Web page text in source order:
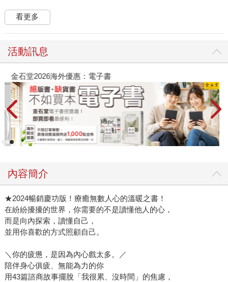
看更多
活動訊息
金石堂2026海外優惠：電子書
內容簡介
★2024暢銷慶功版！療癒無數人心的溫暖之書！
在紛紛擾擾的世界，你需要的不是讀懂他人的心，
而是向內探索，讀懂自己，
並用你喜歡的方式照顧自己。
＼你的疲憊，是因為內心戲太多。／
陪伴身心俱疲、無能為力的你
用43篇諮商故事擺脫「我很累、沒時間」的焦慮，